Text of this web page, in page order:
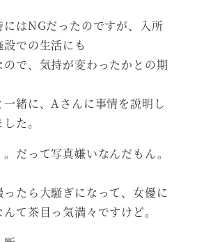
にはNGだったのですが、入所
での生活にも
で、気持が変わったかとの期
緒に、Aさんに事情を説明し
た。
だって写真嫌いなんだもん。
ったら大騒ぎになって、女優に
て茶目っ気満々ですけど。